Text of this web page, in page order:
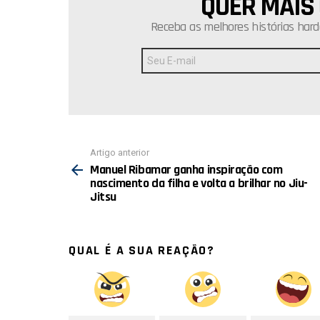
Receba as melhores histórias
de
E-
mais
Artigo anterior
Manuel Ribamar ganha inspiração com
nascimento da filha e volta a brilhar no Jiu-
Jitsu
QUAL É A SUA REAÇÃO?